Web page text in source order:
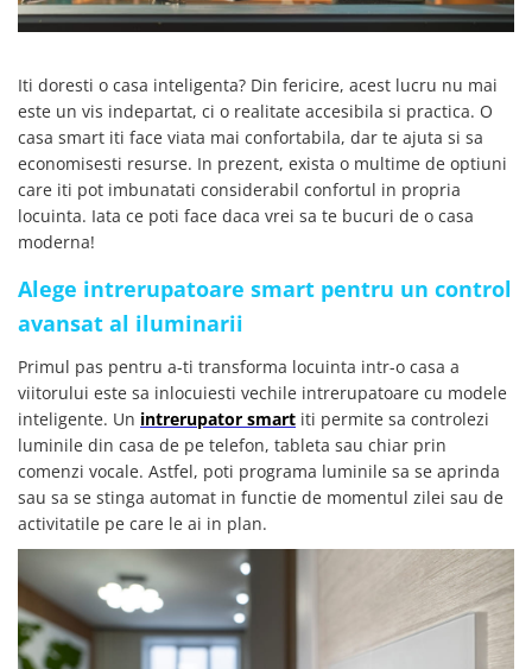
SCHRACK TECHNIK
SUNKKO
SANYO
SUPERFIRE
SONOFF
TERMOPASTY
TOPDON
TENPOWER
VICTOR
VETO PRO PAC
WEICON
WERA
WIHA
WAIT TOOLS
WEEEMAKE
YAHBOOM
YATO
ZUBR
Iti doresti o casa inteligenta? Din fericire, acest lucru nu mai
este un vis indepartat, ci o realitate accesibila si practica. O
casa smart iti face viata mai confortabila, dar te ajuta si sa
economisesti resurse. In prezent, exista o multime de optiuni
care iti pot imbunatati considerabil confortul in propria
locuinta. Iata ce poti face daca vrei sa te bucuri de o casa
moderna!
Alege intrerupatoare smart pentru un control
avansat al iluminarii
Primul pas pentru a-ti transforma locuinta intr-o casa a
viitorului este sa inlocuiesti vechile intrerupatoare cu modele
inteligente. Un intrerupator smart iti permite sa controlezi
luminile din casa de pe telefon, tableta sau chiar prin
comenzi vocale. Astfel, poti programa luminile sa se aprinda
sau sa se stinga automat in functie de momentul zilei sau de
activitatile pe care le ai in plan.